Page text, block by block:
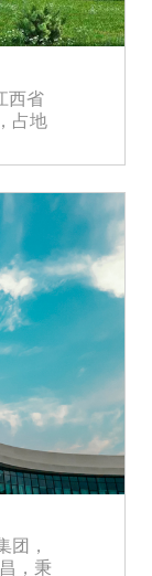
西省
占地
团，
，秉